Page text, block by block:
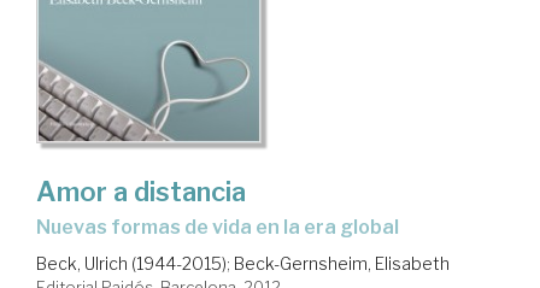
Amor a distancia
nuevas formas de vida en la era global
Beck, Ulrich (1944-2015); Beck-Gernsheim, Elisabeth